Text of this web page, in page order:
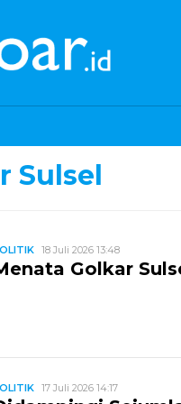
Sulsel
18 Juli 2026 13:48
Golkar
17 Juli 2026 14:17